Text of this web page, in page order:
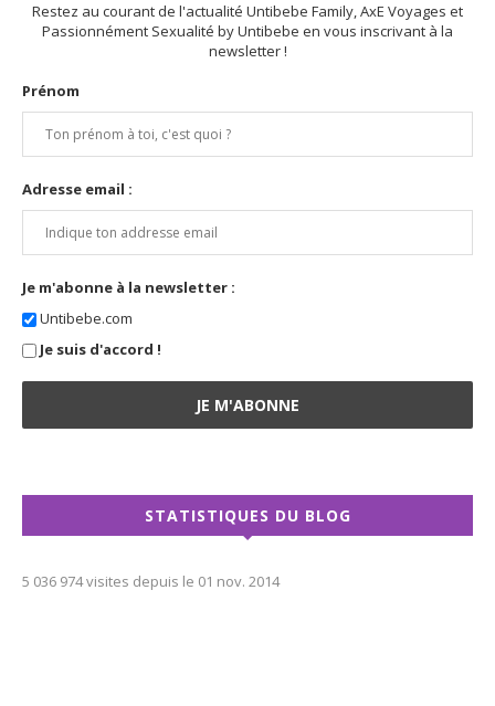
Restez au courant de l'actualité Untibebe Family, AxE Voyages et
Passionnément Sexualité by Untibebe en vous inscrivant à la
newsletter !
Prénom
Adresse email :
Je m'abonne à la newsletter :
Untibebe.com
Je suis d'accord !
STATISTIQUES DU BLOG
5 036 974 visites depuis le 01 nov. 2014